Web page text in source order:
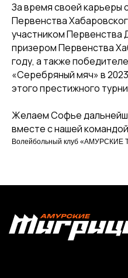
За время своей карьеры
Первенства
участником Первенства
призером Первенства
году, а также
«Серебряный мяч» в
этого престижного
Желаем Софье
вместе с нашей
Волейбольный клуб
Партнёры клуба
Магазин атрибутики
СОРЕВНОВАНИЯ
2025-2026 Высшая лига «А»
2026 Кубок России
2025 Кубок Сибири и Дальнего
Фото
Видео | Радио